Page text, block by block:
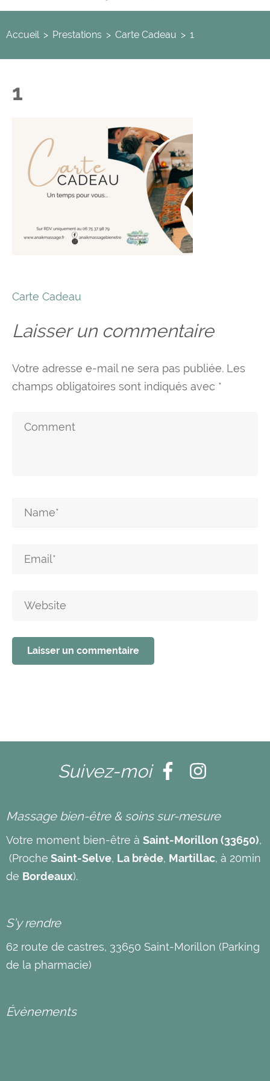
Accueil > Prestations > Carte Cadeau > 1
1
Navigation
l’article
Carte Cadeau
Laisser un commentaire
Votre adresse e-mail ne sera pas publiée. Les
champs obligatoires sont indiqués avec *
Suivez-moi
Massage bien-être & soins sur-mesure
Votre moment bien-être à Saint-Morillon (33650),
(Proche Saint-Selve, La brède, Martillac, à 20min
de Bordeaux).
S’y rendre
62 route de castres, 33650 Saint-Morillon (Parking
de la pharmacie)
Évènements